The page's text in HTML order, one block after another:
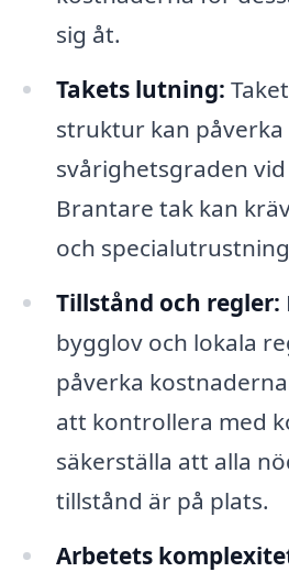
sig åt.
Takets lutning:
struktur kan påverka
svårighetsgraden
Brantare tak kan
och
Tillstånd och regler:
bygglov och lokala
påverka
att kontrollera med
säkerställa att alla
tillstånd är på plats.
Arbetets